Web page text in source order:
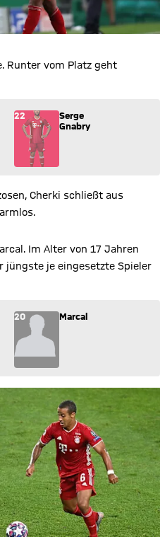
Runter vom Platz geht
kommt für Serge Gnabry
22
Serge
Gnabry
Cherki schließt aus
Im Alter von 17 Jahren
jüngste je eingesetzte Spieler
für Marcal (20) ins Spiel.
20 Marcal